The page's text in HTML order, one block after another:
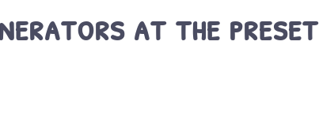
at the preset